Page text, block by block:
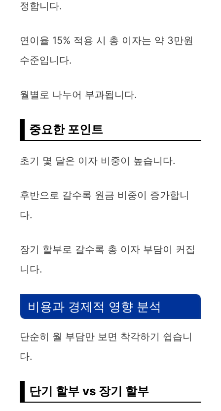
정합니다.
연이율 15% 적용 시 총 이자는 약 3만원
수준입니다.
월별로 나누어 부과됩니다.
중요한 포인트
초기 몇 달은 이자 비중이 높습니다.
후반으로 갈수록 원금 비중이 증가합니
다.
장기 할부로 갈수록 총 이자 부담이 커집
니다.
비용과 경제적 영향 분석
단순히 월 부담만 보면 착각하기 쉽습니
다.
단기 할부 vs 장기 할부